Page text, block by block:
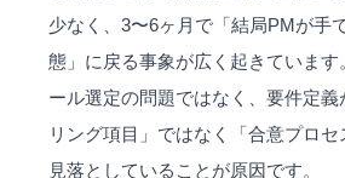
少なく、3〜6ヶ月で「結局PMが手
態」に戻る事象が広く起きています
ール選定の問題ではなく、要件定
リング項目」ではなく「合意プロ
見落としていることが原因です。